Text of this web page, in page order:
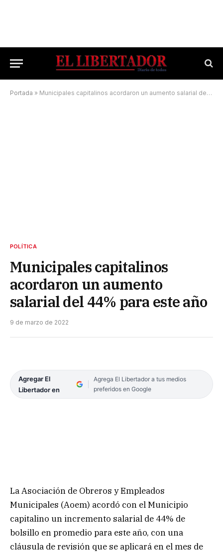
Portada » Municipales capitalinos acordaron un aumento salarial del 44% para este año
POLÍTICA
Municipales capitalinos
acordaron un aumento
salarial del 44% para este año
9 de marzo de 2022
Agregar El
Libertador en
Agrega El Libertador a tus medios
preferidos en Google
La Asociación de Obreros y Empleados
Municipales (Aoem) acordó con el Municipio
capitalino un incremento salarial de 44% de
bolsillo en promedio para este año, con una
cláusula de revisión que se aplicará en el mes de